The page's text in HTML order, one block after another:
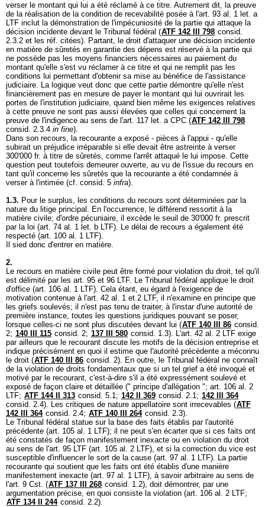
verser le montant qui lui a été réclamé à ce titre. Autrement dit, la preuve
de la réalisation de la condition de recevabilité posée à l'art. 93 al. 1 let. a
LTF inclut la démonstration de l'impécuniosité de la partie qui attaque la
décision incidente devant le Tribunal fédéral (ATF 142 III 798 consid.
2.3.2 et les réf. citées). Partant, le droit d'attaquer une décision incidente
en matière de sûretés en garantie des dépens est réservé à la partie qui
ne possède pas les moyens financiers nécessaires au paiement du
montant qu'elle s'est vu réclamer à ce titre et qui ne remplit pas les
conditions lui permettant d'obtenir sa mise au bénéfice de l'assistance
judiciaire. La logique veut donc que cette partie démontre qu'elle n'est
financièrement pas en mesure de payer le montant qui lui ouvrirait les
portes de l'institution judiciaire, quand bien même les exigences relatives
à cette preuve ne sont pas aussi élevées que celles qui concernent la
preuve de l'indigence au sens de l'art. 117 let. a CPC (ATF 142 III 798
consid. 2.3.4 in fine).
Dans son recours, la recourante a exposé - pièces à l'appui - qu'elle
subirait un préjudice irréparable si elle devait être astreinte à verser
300'000 fr. à titre de sûretés, comme l'arrêt attaqué le lui impose. Cette
question peut toutefois demeurer ouverte, au vu de l'issue du recours en
tant qu'il concerne les sûretés que la recourante a été condamnée à
verser à l'intimée (cf. consid. 5 infra).
1.3. Pour le surplus, les conditions du recours sont déterminées par la
nature du litige principal. En l'occurrence, le différend ressortit à la
matière civile; d'ordre pécuniaire, il excède le seuil de 30'000 fr. prescrit
par la loi (art. 74 al. 1 let. b LTF). Le délai de recours a également été
respecté (art. 100 al. 1 LTF).
Il sied donc d'entrer en matière.
2.
Le recours en matière civile peut être formé pour violation du droit, tel qu'il
est délimité par les art. 95 et 96 LTF. Le Tribunal fédéral applique le droit
d'office (art. 106 al. 1 LTF). Cela étant, eu égard à l'exigence de
motivation contenue à l'art. 42 al. 1 et 2 LTF, il n'examine en principe que
les griefs soulevés; il n'est pas tenu de traiter, à l'instar d'une autorité de
première instance, toutes les questions juridiques pouvant se poser,
lorsque celles-ci ne sont plus discutées devant lui (ATF 140 III 86 consid.
2; 140 III 115 consid. 2; 137 III 580 consid. 1.3). L'art. 42 al. 2 LTF exige
par ailleurs que le recourant discute les motifs de la décision entreprise et
indique précisément en quoi il estime que l'autorité précédente a méconnu
le droit (ATF 140 III 86 consid. 2). En outre, le Tribunal fédéral ne connaît
de la violation de droits fondamentaux que si un tel grief a été invoqué et
motivé par le recourant, c'est-à-dire s'il a été expressément soulevé et
exposé de façon claire et détaillée (" principe d'allégation "; art. 106 al. 2
LTF; ATF 144 II 313 consid. 5.1; 142 II 369 consid. 2.1; 142 III 364
consid. 2.4). Les critiques de nature appellatoire sont irrecevables (ATF
142 III 364 consid. 2.4; ATF 140 III 264 consid. 2.3).
Le Tribunal fédéral statue sur la base des faits établis par l'autorité
précédente (art. 105 al. 1 LTF); il ne peut s'en écarter que si ces faits ont
été constatés de façon manifestement inexacte ou en violation du droit
au sens de l'art. 95 LTF (art. 105 al. 2 LTF), et si la correction du vice est
susceptible d'influencer le sort de la cause (art. 97 al. 1 LTF). La partie
recourante qui soutient que les faits ont été établis d'une manière
manifestement inexacte (art. 97 al. 1 LTF), à savoir arbitraire au sens de
l'art. 9 Cst. (ATF 137 III 268 consid. 1.2), doit démontrer, par une
argumentation précise, en quoi consiste la violation (art. 106 al. 2 LTF;
ATF 134 II 244 consid. 2.2).